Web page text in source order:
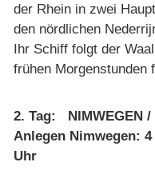
der Rhein in zwei
den nördlichen
Ihr Schiff folgt der
frühen Morgenstunden
2. Tag: NIMWEGEN /
Anlegen Nimwegen:
Uhr